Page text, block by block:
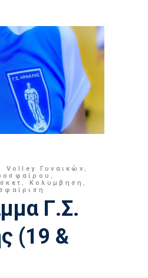
Volley Γυναικών,
,
, Κολυμβηση ,
Γ.Σ.
(19 &